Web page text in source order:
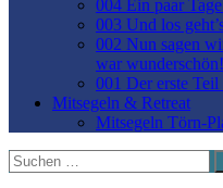
004 Ein paar
003 Und los
002 Nun sagen
war wunderschön!
001 Der erste
Mitsegeln & Retreat
Mitsegeln Törn-
Suchen
nach: